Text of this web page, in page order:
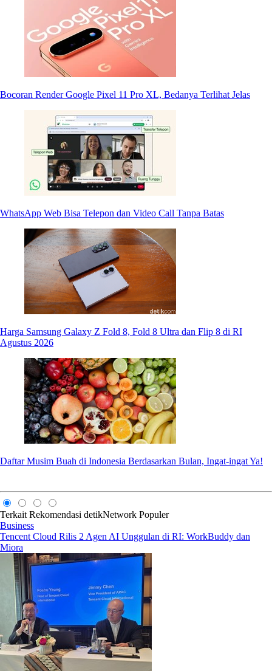
Bocoran Render Google Pixel 11 Pro XL, Bedanya Terlihat Jelas
WhatsApp Web Bisa Telepon dan Video Call Tanpa Batas
Harga Samsung Galaxy Z Fold 8, Fold 8 Ultra dan Flip 8 di RI
Agustus 2026
Daftar Musim Buah di Indonesia Berdasarkan Bulan, Ingat-ingat Ya!
Terkait Rekomendasi detikNetwork Populer
Business
Tencent Cloud Rilis 2 Agen AI Unggulan di RI: WorkBuddy dan
Miora